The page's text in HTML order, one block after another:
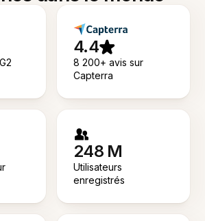
4.4
8 200+ avis sur
Capterra
248 M
Utilisateurs
enregistrés